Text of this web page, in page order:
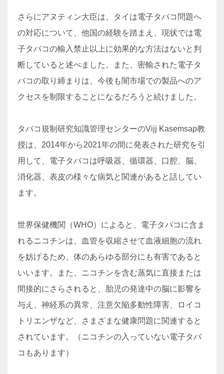
さらにアヌティン大臣は、タイは電子タバコ問題へ
の対応について、他国の経験を踏まえ、現状では電
子タバコの輸入禁止以上に効果的な方法はないと判
断していると述べました。また、密輸された電子タ
バコの取り締まりは、今後も闇市場での製品へのア
クセスを制限することになるだろうと続けました。
タバコ規制研究知識管理センターのVijj Kasemsap教
授は、2014年から2021年の間に発表された研究を引
用して、電子タバコは呼吸器、循環器、口腔、脳、
消化器、表皮の様々な病気と関連があると話してい
ます。
世界保健機関（WHO）によると、電子タバコに含ま
れるニコチンは、血管を収縮させて血液細胞の流れ
を妨げるため、体のあらゆる部分にも有害であると
いいます。また、ニコチンを含む蒸気に直接または
間接的にさらされると、胎児の発達中の脳に影響を
与え、神経系の異常、注意欠陥多動性障害、ロイコ
トリエンザなど、さまざまな健康問題に関連すると
されています。（ニコチンの入っていない電子タバ
コもあります）